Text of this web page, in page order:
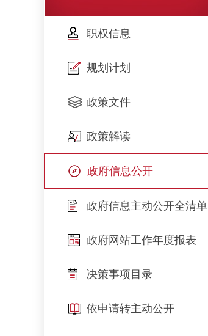
职权信息
规划计划
政策文件
政策解读
政府信息公开
政府信息主动公开全清单
政府网站工作年度报表
决策事项目录
依申请转主动公开